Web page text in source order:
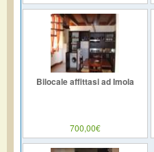
Bilocale affittasi ad Imola
700,00€